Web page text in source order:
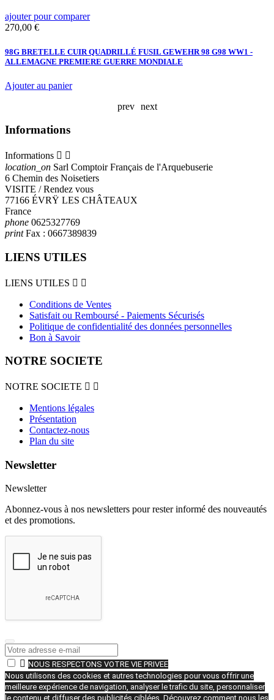
ajouter pour comparer
Prix
270,00 €
98G BRETELLE CUIR QUADRILLÉ FUSIL GEWEHR 98 G98 WW1 -
ALLEMAGNE PREMIERE GUERRE MONDIALE
Ajouter au panier
prev next
Informations
Informations  
location_on Sarl Comptoir Français de l'Arquebuserie
6 Chemin des Noisetiers
VISITE / Rendez vous
77166 ÉVRŸ LES CHÂTEAUX
France
phone 0625327769
printFax : 0667389839
LIENS UTILES
LIENS UTILES  
Conditions de Ventes
Satisfait ou Remboursé - Paiements Sécurisés
Politique de confidentialité des données personnelles
Bon à Savoir
NOTRE SOCIETE
NOTRE SOCIETE  
Mentions légales
Présentation
Contactez-nous
Plan du site
Newsletter
Newsletter
Abonnez-vous à nos newsletters pour rester informé des nouveautés
et des promotions.
 NOUS RESPECTONS VOTRE VIE PRIVEE
Nous utilisons des cookies et autres technologies pour vous offrir une
meilleure expérience de navigation, analyser le trafic du site, personnaliser
le contenu et diffuser des publicités ciblées. Découvrez comment nous les